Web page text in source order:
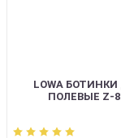
LOWA
ПОЛЕВЫЕ Z-